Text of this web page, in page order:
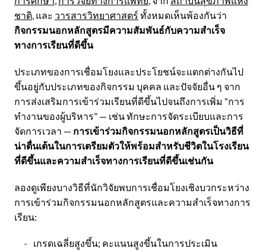
ชาติ, และ วารสารวิทยาศาสตร์ ทั้งหมดเห็นพ้องกันว่า
กิจกรรมนอกหลักสูตรมีความสัมพันธ์กับความสำเร็จ
ทางการเรียนที่ดีขึ้น
ประเภทของการเชื่อมโยงและประโยชน์จะแตกต่างกันไป
ขึ้นอยู่กับประเภทของกิจกรรม บุคคล และปัจจัยอื่น ๆ จาก
การส่งเสริมการเข้าร่วมเรียนที่ดีขึ้นไปจนถึงการเพิ่ม “การ
ทำงานของผู้บริหาร” — เช่น ทักษะการจัดระเบียบและการ
จัดการเวลา — การเข้าร่วมกิจกรรมนอกหลักสูตรเป็นวิธีที่
น่าตื่นเต้นในการเตรียมตัวให้พร้อมสำหรับชีวิตในโรงเรียน
ที่ดีขึ้นและความสำเร็จทางการเรียนที่ดีขึ้นเช่นกัน
ลองดูเพียงบางวิธีที่นักวิจัยพบการเชื่อมโยงเชิงบวกระหว่าง
การเข้าร่วมกิจกรรมนอกหลักสูตรและความสำเร็จทางการ
เรียน:
เกรดเฉลี่ยสูงขึ้น; คะแนนสูงขึ้นในการประเมิน